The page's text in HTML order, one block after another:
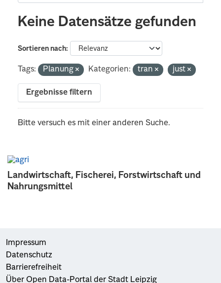
Landwirtschaft, Fischerei, Forstwirtschaft und
Nahrungsmittel
Keine Datensätze gefunden
Sortieren nach
Tags: Planung Kategorien: tran just
Ergebnisse filtern
Bitte versuch es mit einer anderen Suche.
Impressum
Datenschutz
Barrierefreiheit
Über Open Data-Portal der Stadt Leipzig